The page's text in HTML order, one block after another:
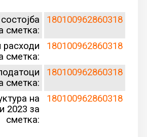
сметка:
180100962860318
расходи
сметка:
180100962860318
сметка:
180100962860318
на
2023 за
сметка:
180100962860318